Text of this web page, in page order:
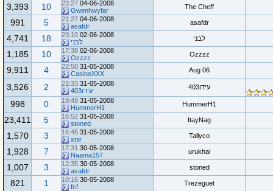
The Cheff
04-06-2008
23:27
Gwenhwyfar
10
3,393
asafdr
04-06-2008
21:27
asafdr
5
991
לבני 02-06-2008
23:10
לבני
18
4,741
Ozzzz
02-06-2008
17:38
Ozzzz
10
1,185
Aug 06
31-05-2008
22:50
CasinoXXX
4
9,911
עידו403 31-05-2008
21:33
עידו403
2
3,526
HummerH1
31-05-2008
19:49
HummerH1
0
998
ItayNag
31-05-2008
16:52
stoned
5
23,411
Tallyco
31-05-2008
16:45
xnir
3
1,570
urukhai
30-05-2008
17:31
Naama157
7
1,928
stoned
30-05-2008
12:35
asafdr
3
1,007
Trezeguet
30-05-2008
10:16
fcf
1
821